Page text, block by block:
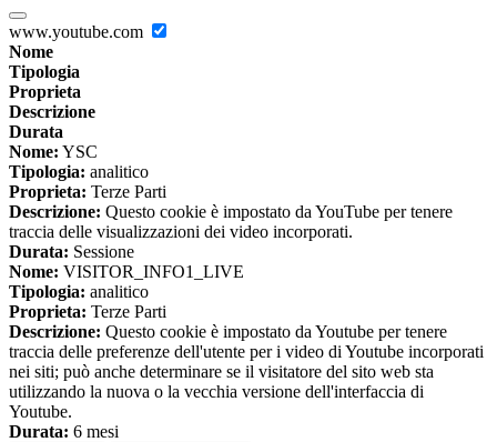
www.youtube.com
Nome
Tipologia
Proprieta
Descrizione
Durata
Nome: YSC
Tipologia: analitico
Proprieta: Terze Parti
Descrizione: Questo cookie è impostato da YouTube per tenere
traccia delle visualizzazioni dei video incorporati.
Durata: Sessione
Nome: VISITOR_INFO1_LIVE
Tipologia: analitico
Proprieta: Terze Parti
Descrizione: Questo cookie è impostato da Youtube per tenere
traccia delle preferenze dell'utente per i video di Youtube incorporati
nei siti; può anche determinare se il visitatore del sito web sta
utilizzando la nuova o la vecchia versione dell'interfaccia di
Youtube.
Durata: 6 mesi